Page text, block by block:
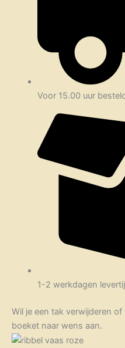
Voor 15.00 uur
1-2 werkdagen
Wil je een tak verwijderen
boeket naar wens aan.